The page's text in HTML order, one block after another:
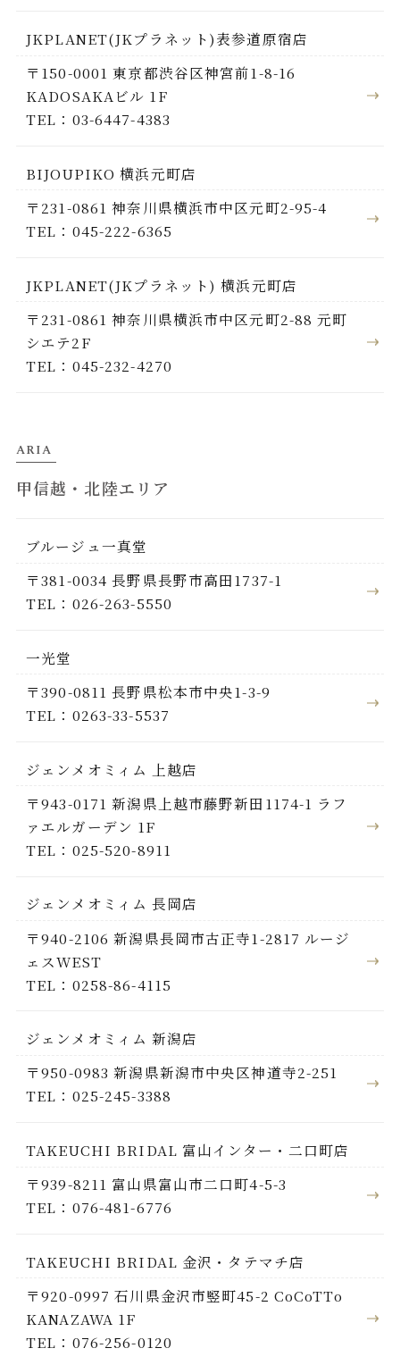
JKPLANET(JKプラネット)表参道原宿店
〒150-0001 東京都渋谷区神宮前1-8-16
KADOSAKAビル 1F
TEL：03-6447-4383
BIJOUPIKO 横浜元町店
〒231-0861 神奈川県横浜市中区元町2-95-4
TEL：045-222-6365
JKPLANET(JKプラネット) 横浜元町店
〒231-0861 神奈川県横浜市中区元町2-88 元町
シエテ2F
TEL：045-232-4270
ARIA
甲信越・北陸エリア
ブルージュ一真堂
〒381-0034 長野県長野市高田1737-1
TEL：026-263-5550
一光堂
〒390-0811 長野県松本市中央1-3-9
TEL：0263-33-5537
ジェンメオミィム 上越店
〒943-0171 新潟県上越市藤野新田1174-1 ラフ
ァエルガーデン 1F
TEL：025-520-8911
ジェンメオミィム 長岡店
〒940-2106 新潟県長岡市古正寺1-2817 ルージ
ェスWEST
TEL：0258-86-4115
ジェンメオミィム 新潟店
〒950-0983 新潟県新潟市中央区神道寺2-251
TEL：025-245-3388
TAKEUCHI BRIDAL 富山インター・二口町店
〒939-8211 富山県富山市二口町4-5-3
TEL：076-481-6776
TAKEUCHI BRIDAL 金沢・タテマチ店
〒920-0997 石川県金沢市竪町45-2 CoCoTTo
KANAZAWA 1F
TEL：076-256-0120